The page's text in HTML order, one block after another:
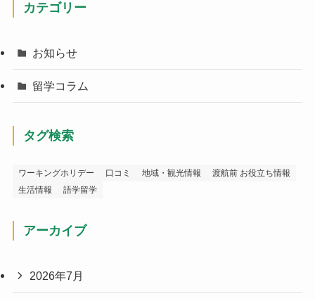
カテゴリー
お知らせ
留学コラム
タグ検索
ワーキングホリデー 口コミ 地域・観光情報
渡航前 お役立ち情報
生活情報
語学留学
アーカイブ
2026年7月